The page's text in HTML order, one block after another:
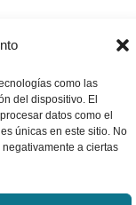
como las
del dispositivo. El
datos como el
únicas en este sitio. No
a ciertas